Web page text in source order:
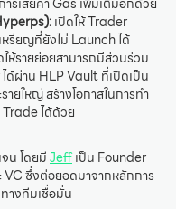
เปิดให้ Trader
หรียญที่ยังไม่ Launch ได้
ให้รายย่อยสามารถมีส่วนร่วม
ผ่าน HLP Vault ที่เปิดเป็น
ายใหญ่ สร้างโอกาสในการทำ
Trade ได้ด้วย
น โดยมีJeffเป็น Founder
VC ซึ่งต่อยอดมาจากหลักการ
างทีมเชื่อมั่น